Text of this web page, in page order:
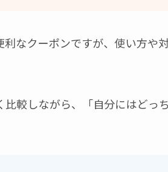
なクーポンですが、使い方や
較しながら、「自分にはどっ